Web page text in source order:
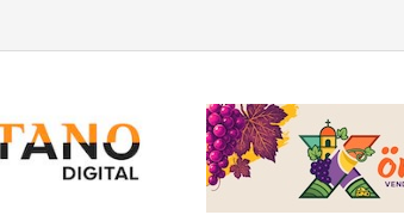
vehículo relacionado con robos a comercio con